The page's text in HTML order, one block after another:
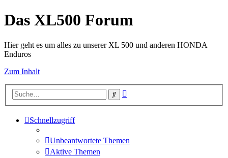
Das XL500 Forum
Hier geht es um alles zu unserer XL 500 und anderen HONDA
Enduros
Zum Inhalt
Suche
Schnellzugriff
Unbeantwortete Themen
Aktive Themen